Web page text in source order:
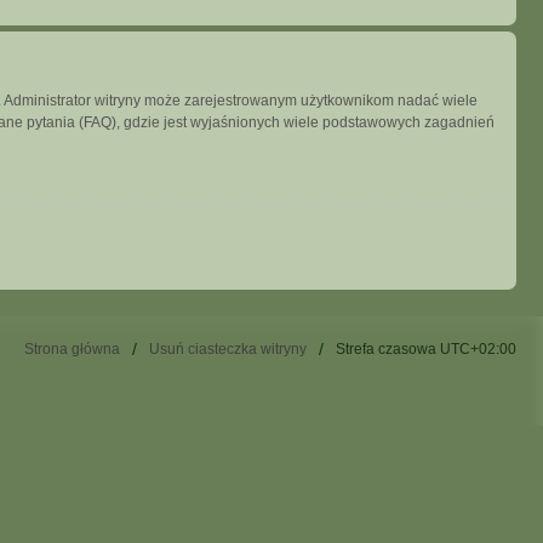
witryny może zarejestrowanym użytkownikom nadać wiele
pytania (FAQ), gdzie jest wyjaśnionych wiele podstawowych zagadnień
Strona główna Usuń ciasteczka witryny Strefa czasowa UTC+02:00